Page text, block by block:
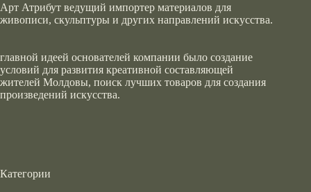
Арт Атрибут ведущий импортер материалов для
живописи, скульптуры и других направлений искусства.
главной идеей основателей компании было создание
условий для развития креативной составляющей
жителей Молдовы, поиск лучших товаров для создания
произведений искусства.
Категории